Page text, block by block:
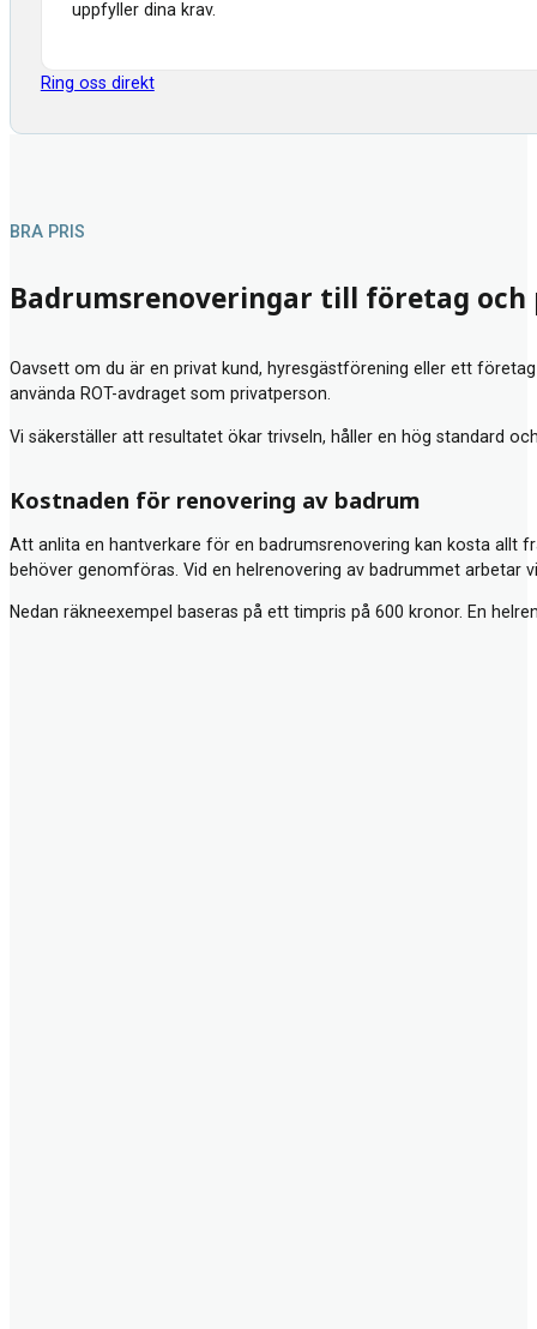
uppfyller dina krav.
Ring oss direkt
Badrumsrenoveringar till företag
Oavsett om du är en privat kund, hyresgästförening eller ett
använda ROT-avdraget som privatperson.
Vi säkerställer att resultatet ökar trivseln, håller en hög standard
BRA PRIS
Kostnaden för renovering av badrum
Att anlita en hantverkare för en badrumsrenovering kan kosta allt
behöver genomföras. Vid en helrenovering av badrummet arbetar
Nedan räkneexempel baseras på ett timpris på 600 kronor. En